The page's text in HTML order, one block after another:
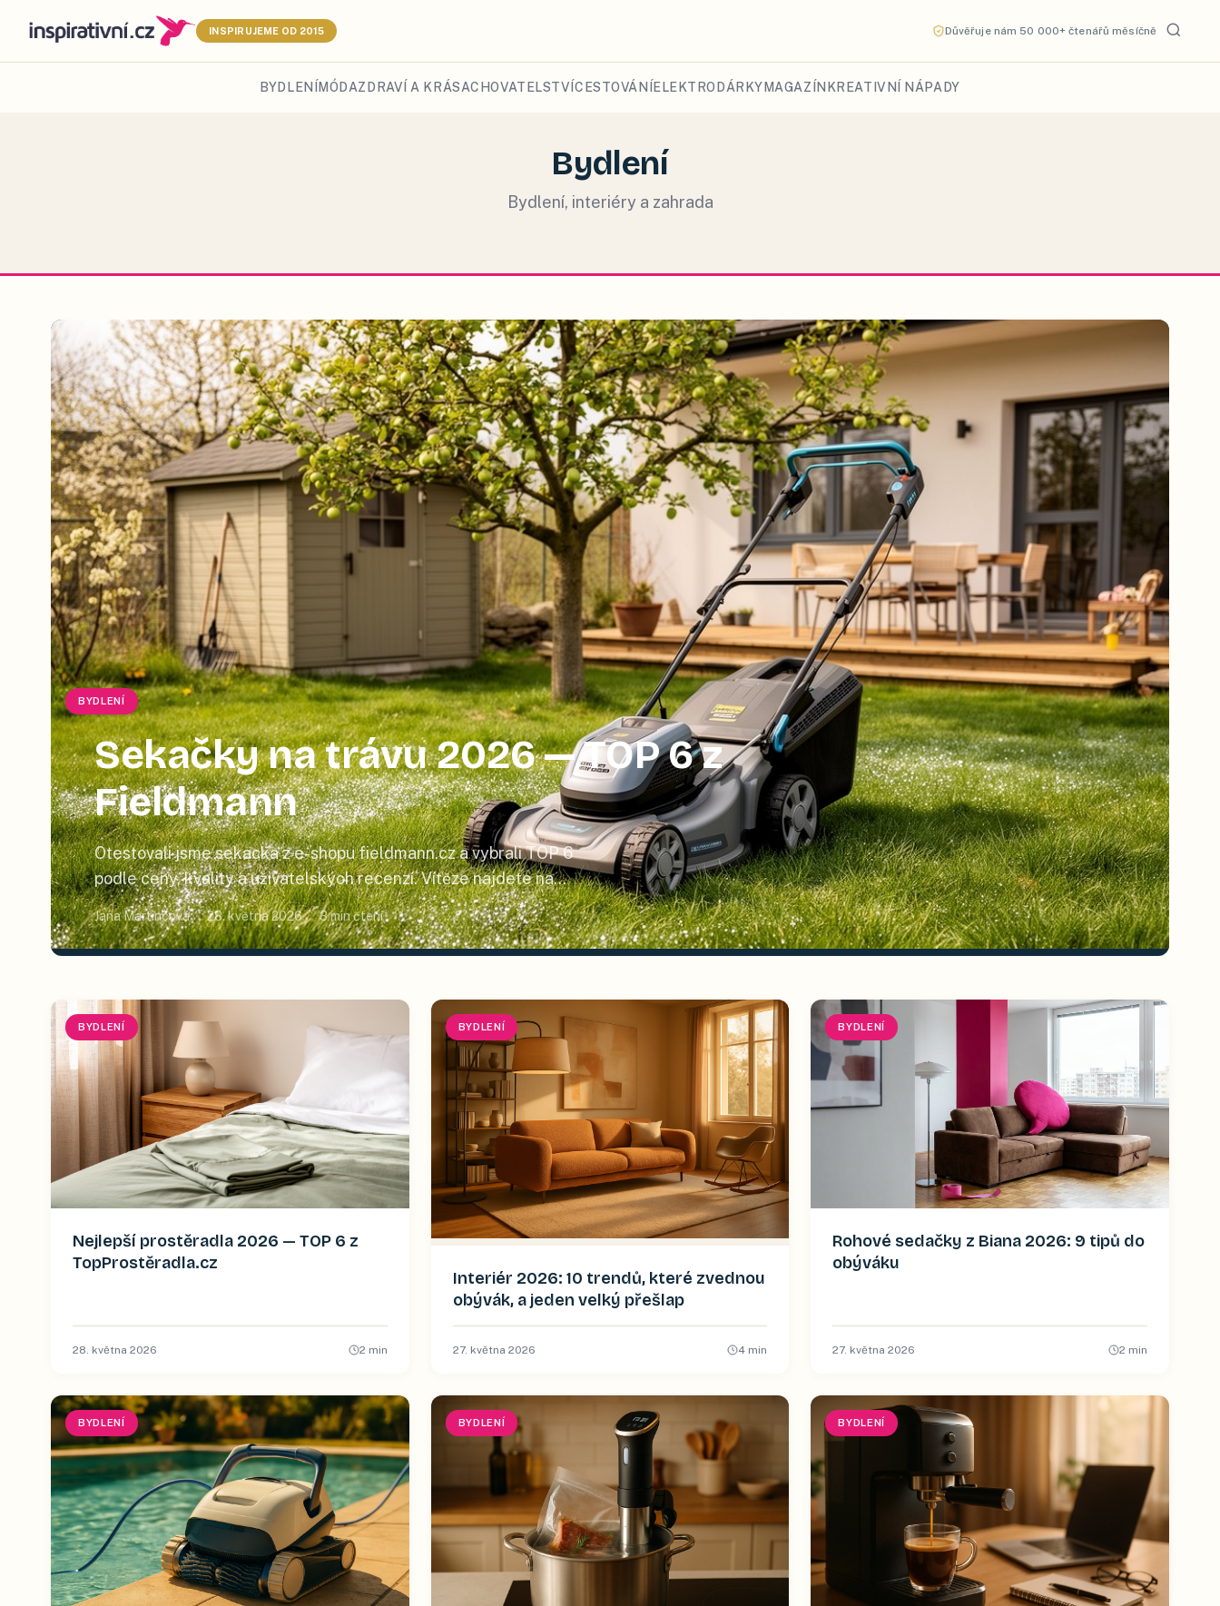
INSPIRUJEME OD 2015 Důvěřuje nám 50 000+ čtenářů měsíčně
BYDLENÍ MÓDAZDRAVÍ A KRÁSACHOVATELSTVÍCESTOVÁNÍ ELEKTRO DÁRKY MAGAZÍN KREATIVNÍ NÁPADY
Bydlení
Bydlení, interiéry a zahrada
BYDLENÍ
Sekačky na trávu 2026 — TOP 6 z
Fieldmann
Otestovali jsme sekacka z e-shopu fieldmann.cz a vybrali TOP 6
podle ceny, kvality a uživatelských recenzí. Vítěze najdete na
začátku, kompletní žebříček níže.
Jana Martincová 28. května 2026 3min čtení
BYDLENÍ
Nejlepší prostěradla 2026 — TOP 6 z
TopProstěradla.cz
28. května 2026 2 min
BYDLENÍ
Interiér 2026: 10 trendů, které zvednou
obývák, a jeden velký přešlap
27. května 2026 4 min
BYDLENÍ
Rohové sedačky z Biana 2026: 9 tipů do
obýváku
27. května 2026 2 min
BYDLENÍ BYDLENÍ BYDLENÍ